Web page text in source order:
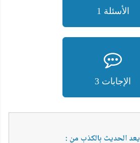
الأسئلة 1
الإجابات 3
يعد الحديث بالكذب من :